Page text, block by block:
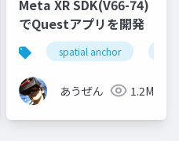
ue-rendering
Meta XR SDK(V66-74)
でQuestアプリを開発
spatial anchor
あうぜん 1.2M